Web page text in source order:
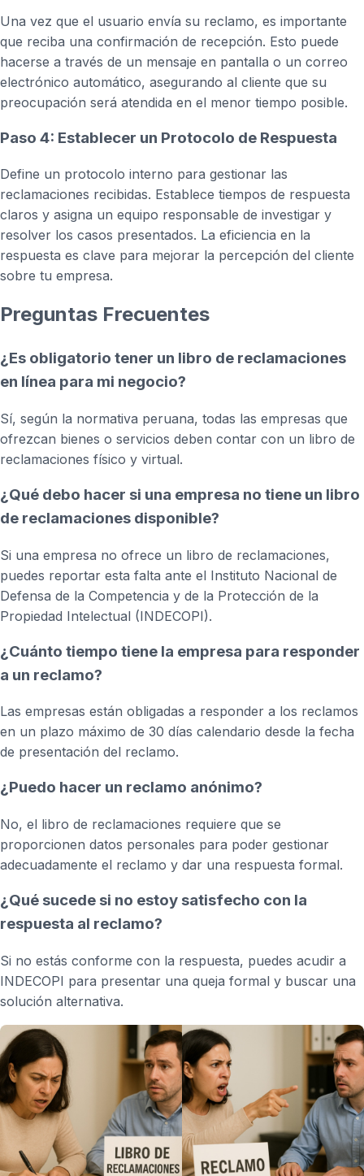
Una vez que el usuario envía su reclamo, es importante
que reciba una confirmación de recepción. Esto puede
hacerse a través de un mensaje en pantalla o un correo
electrónico automático, asegurando al cliente que su
preocupación será atendida en el menor tiempo posible.
Paso 4: Establecer un Protocolo de Respuesta
Define un protocolo interno para gestionar las
reclamaciones recibidas. Establece tiempos de respuesta
claros y asigna un equipo responsable de investigar y
resolver los casos presentados. La eficiencia en la
respuesta es clave para mejorar la percepción del cliente
sobre tu empresa.
Preguntas Frecuentes
¿Es obligatorio tener un libro de reclamaciones
en línea para mi negocio?
Sí, según la normativa peruana, todas las empresas que
ofrezcan bienes o servicios deben contar con un libro de
reclamaciones físico y virtual.
¿Qué debo hacer si una empresa no tiene un libro
de reclamaciones disponible?
Si una empresa no ofrece un libro de reclamaciones,
puedes reportar esta falta ante el Instituto Nacional de
Defensa de la Competencia y de la Protección de la
Propiedad Intelectual (INDECOPI).
¿Cuánto tiempo tiene la empresa para responder
a un reclamo?
Las empresas están obligadas a responder a los reclamos
en un plazo máximo de 30 días calendario desde la fecha
de presentación del reclamo.
¿Puedo hacer un reclamo anónimo?
No, el libro de reclamaciones requiere que se
proporcionen datos personales para poder gestionar
adecuadamente el reclamo y dar una respuesta formal.
¿Qué sucede si no estoy satisfecho con la
respuesta al reclamo?
Si no estás conforme con la respuesta, puedes acudir a
INDECOPI para presentar una queja formal y buscar una
solución alternativa.